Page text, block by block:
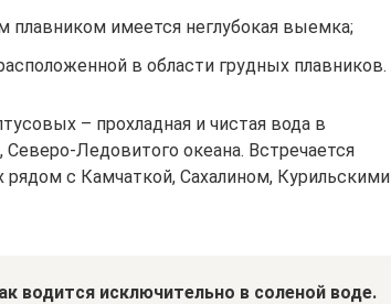
имеется неглубокая выемка;
в области грудных плавников.
– прохладная и чистая вода в
Ледовитого океана. Встречается
с Камчаткой, Сахалином, Курильскими
водится исключительно в соленой воде.